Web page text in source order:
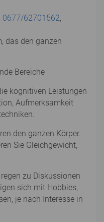
0677/62701562,
das den ganzen
Bereiche
kognitiven Leistungen
Aufmerksamkeit
den ganzen Körper.
Sie Gleichgewicht,
zu Diskussionen
sich mit Hobbies,
je nach Interesse in